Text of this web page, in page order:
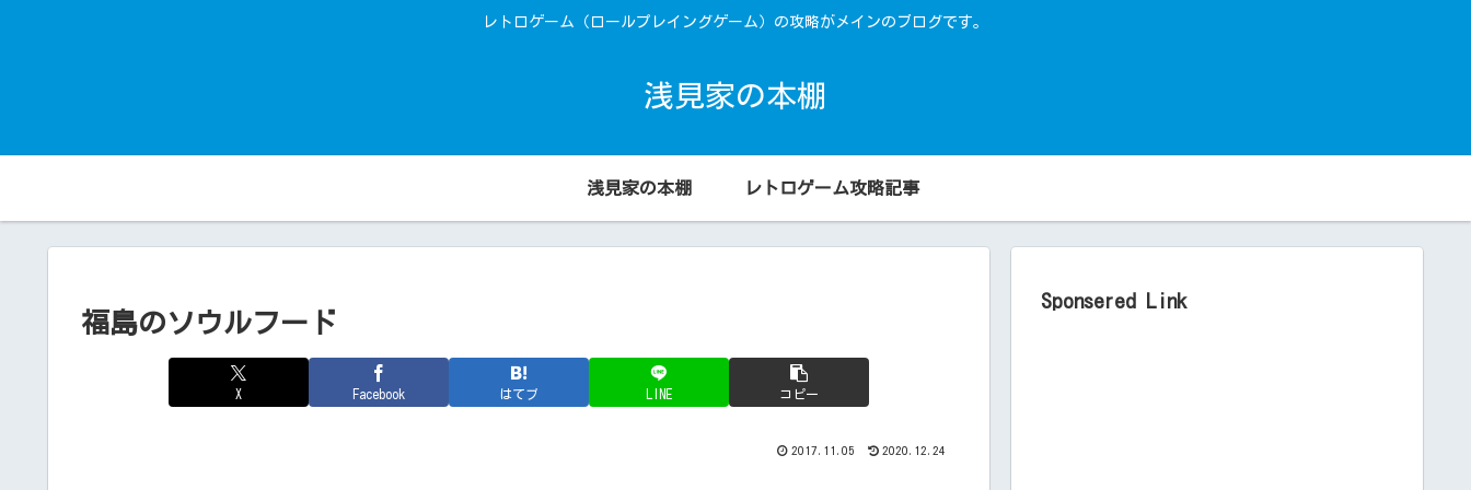
レトロゲーム（ロールプレイングゲーム）の攻略がメインのブログです。
浅見家の本棚
浅見家の本棚 レトロゲーム攻略記事
福島のソウルフード
X Facebook はてブ LINE コピー
2017.11.05 2020.12.24
Sponsered Link